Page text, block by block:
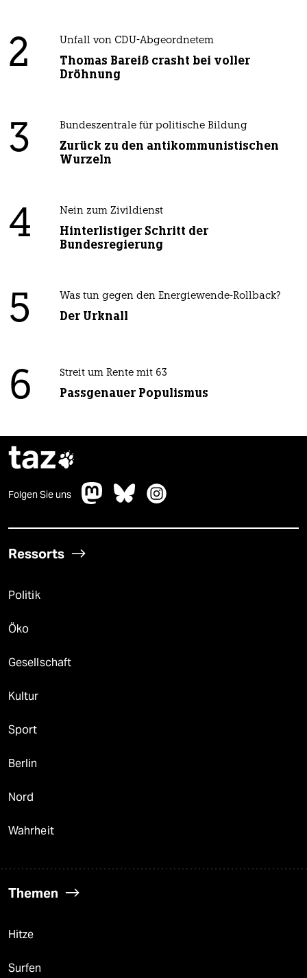
2 Unfall von CDU-Abgeordnetem
Thomas Bareiß crasht bei voller
Dröhnung
3 Bundeszentrale für politische Bildung
Zurück zu den antikommunistischen
Wurzeln
4 Nein zum Zivildienst
Hinterlistiger Schritt der
Bundesregierung
5 Was tun gegen den Energiewende-Rollback?
Der Urknall
6 Streit um Rente mit 63
Passgenauer Populismus
taz
Folgen Sie uns
Ressorts
Politik
Öko
Gesellschaft
Kultur
Sport
Berlin
Nord
Wahrheit
Themen
Hitze
Surfen